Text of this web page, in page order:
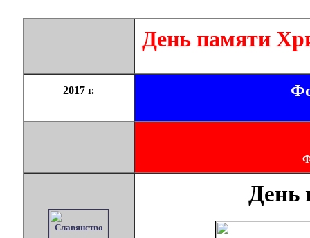
День памяти
2017 г.
День